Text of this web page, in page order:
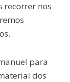
recorrer nos
para
dos